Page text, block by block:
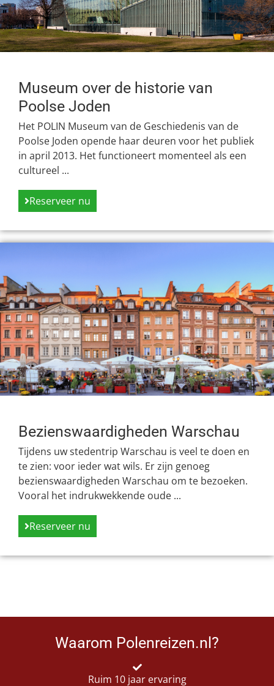
Museum over de historie van
Poolse Joden
Het POLIN Museum van de Geschiedenis van de
Poolse Joden opende haar deuren voor het publiek
in april 2013. Het functioneert momenteel als een
cultureel ...
Reserveer nu
Bezienswaardigheden Warschau
Tijdens uw stedentrip Warschau is veel te doen en
te zien: voor ieder wat wils. Er zijn genoeg
bezienswaardigheden Warschau om te bezoeken.
Vooral het indrukwekkende oude ...
Reserveer nu
Waarom Polenreizen.nl?
Ruim 10 jaar ervaring